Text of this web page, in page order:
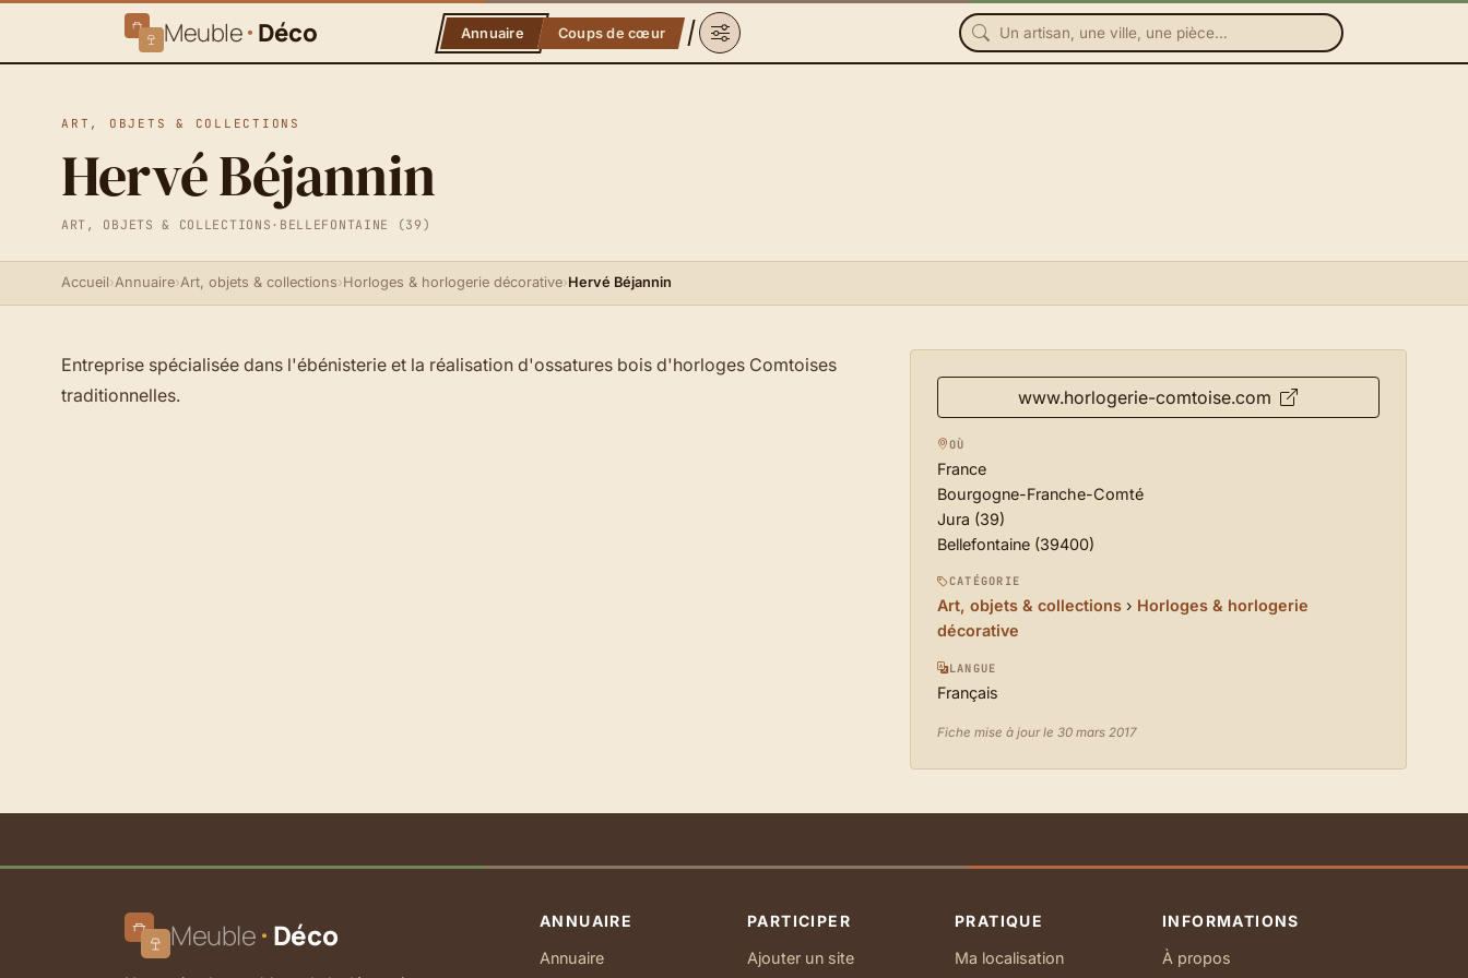
Meuble Déco Annuaire Coups de cœur
ART, OBJETS & COLLECTIONS
Hervé Béjannin
ART, OBJETS & COLLECTIONS · BELLEFONTAINE (39)
Accueil›Annuaire›Art, objets & collections›Horloges & horlogerie décorative›Hervé Béjannin
Entreprise spécialisée dans l'ébénisterie et la réalisation d'ossatures bois d'horloges Comtoises
traditionnelles.
www.horlogerie-comtoise.com
OÙ
France
Bourgogne-Franche-Comté
Jura (39)
Bellefontaine (39400)
CATÉGORIE
Art, objets & collections› Horloges & horlogerie
décorative
LANGUE
Français
Fiche mise à jour le 30 mars 2017
Meuble Déco ANNUAIRE
Annuaire
PARTICIPER
Ajouter un site
PRATIQUE
Ma localisation
INFORMATIONS
À propos